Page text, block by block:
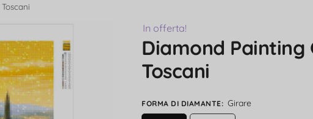
In offerta!
Diamond Painting
Toscani
FORMA DI DIAMANTE: Girare